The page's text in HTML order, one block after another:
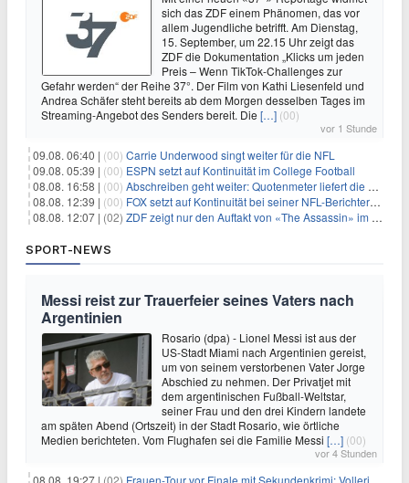
sich das ZDF einem Phänomen, das vor
allem Jugendliche betrifft. Am Dienstag,
15. September, um 22.15 Uhr zeigt das
ZDF die Dokumentation „Klicks um jeden
Preis – Wenn TikTok-Challenges zur
Gefahr werden“ der Reihe 37°. Der Film von Kathi Liesenfeld und
Andrea Schäfer steht bereits ab dem Morgen desselben Tages im
Streaming-Angebot des Senders bereit. Die […] (00)
vor 1 Stunde
09.08. 06:40 | (00) Carrie Underwood singt weiter für die NFL
09.08. 05:39 | (00) ESPN setzt auf Kontinuität im College Football
08.08. 16:58 | (00) Abschreiben geht weiter: Quotenmeter liefert die Vorlagen
08.08. 12:39 | (00) FOX setzt auf Kontinuität bei seiner NFL-Berichterstattung
08.08. 12:07 | (02) ZDF zeigt nur den Auftakt von «The Assassin» im Fernsehen
SPORT-NEWS
Messi reist zur Trauerfeier seines Vaters nach
Argentinien
Rosario (dpa) - Lionel Messi ist aus der
US-Stadt Miami nach Argentinien gereist,
um von seinem verstorbenen Vater Jorge
Abschied zu nehmen. Der Privatjet mit
dem argentinischen Fußball-Weltstar,
seiner Frau und den drei Kindern landete
am späten Abend (Ortszeit) in der Stadt Rosario, wie örtliche
Medien berichteten. Vom Flughafen sei die Familie Messi […] (00)
vor 4 Stunden
08.08. 19:27 | (02) Frauen-Tour vor Finale mit Sekundenkrimi: Vollering in Gelb